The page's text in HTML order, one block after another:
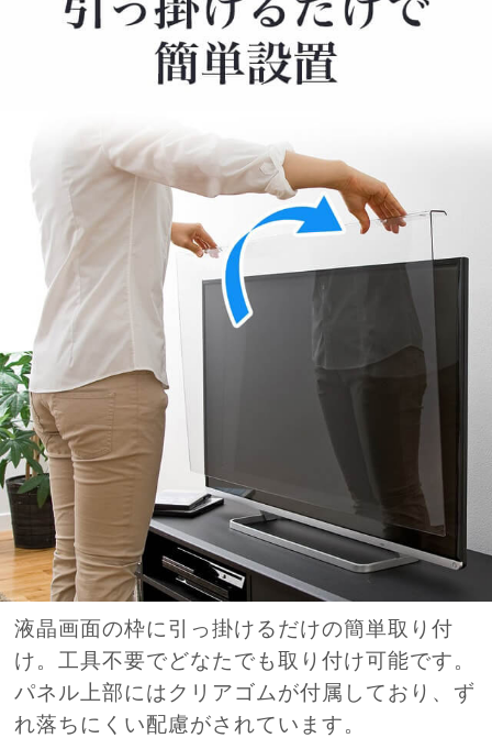
液晶画面の枠に引っ掛けるだけの簡単取り付
け。工具不要でどなたでも取り付け可能です。
パネル上部にはクリアゴムが付属しており、ず
れ落ちにくい配慮がされています。